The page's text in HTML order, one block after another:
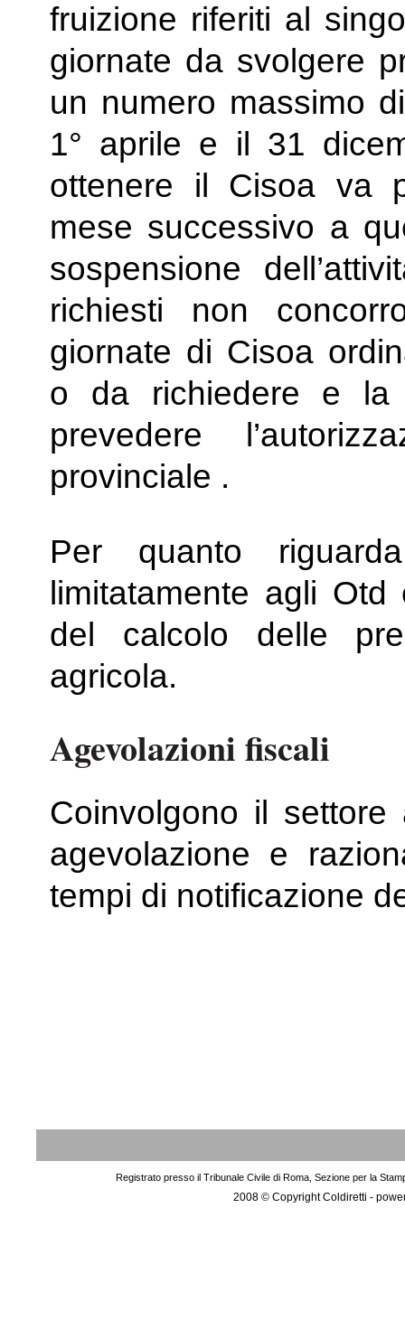
fruizione riferiti al
giornate da svolgere
un numero massimo
1° aprile e il 31
ottenere il Cisoa va
mese successivo a
sospensione
richiesti non
giornate di Cisoa
o da richiedere e la
prevedere
provinciale .
Per quanto
limitatamente agli
del calcolo delle
agricola.
Agevolazioni fiscali
Coinvolgono il
agevolazione e
tempi di notificazione
Registrato presso il Tribunale Civile di Roma, Sezione per la
2008 © Copyright Coldiretti -